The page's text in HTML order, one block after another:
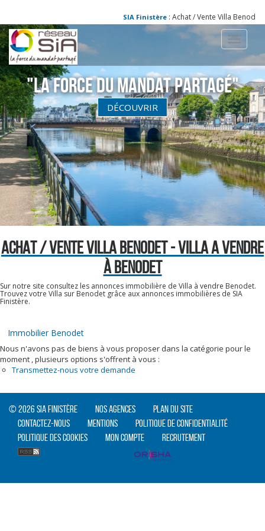
SIA Finistère: Achat / Vente Villa Benodet -
Toggle
"La Force du Mandat partagé"
DÉCOUVRIR
ACHAT / VENTE VILLA BENODET - VILLA A VENDRE
À BENODET
Sur notre site consultez les annonces immobilière de Villa à vendre Benodet.
Trouvez votre Villa sur Benodet grâce aux annonces immobilières de SIA
Finistère.
Immobilier Benodet
Nous n'avons pas de biens à vous proposer dans la catégorie pour le
moment , plusieurs options s'offrent à vous :
Transmettez-nous votre demande
© 2026 SIA Finistère Nos agences
Plan du site
Contactez-nous
Mentions
Politique de confidentialité
Politique des cookies
Mon compte Recrutement